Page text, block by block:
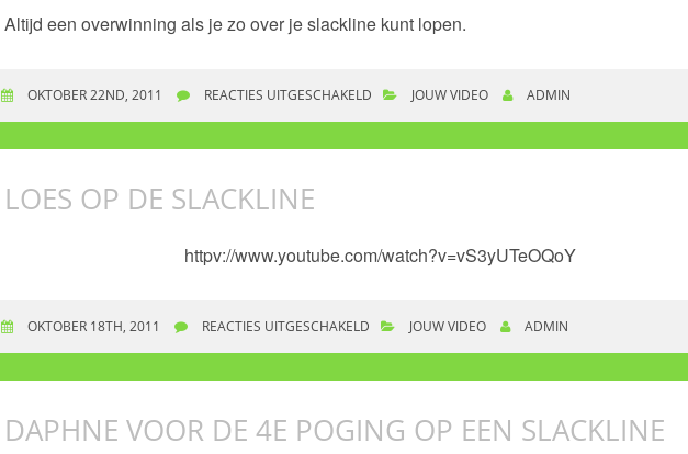
Altijd een overwinning als je zo over je slackline kunt lopen.
OKTOBER 22ND, 2011 REACTIES UITGESCHAKELD VOOR HENDRIK VAN OOSTEN IN HET
JOUW VIDEO ADMIN
LOES OP DE SLACKLINE
httpv://www.youtube.com/watch?v=vS3yUTeOQoY
OKTOBER 18TH, 2011 REACTIES UITGESCHAKELD VOOR LOES OP DE SLACKLINE
JOUW VIDEO ADMIN
DAPHNE VOOR DE 4E POGING OP EEN SLACKLINE